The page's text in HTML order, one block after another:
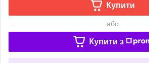
Купити
або
Купити з